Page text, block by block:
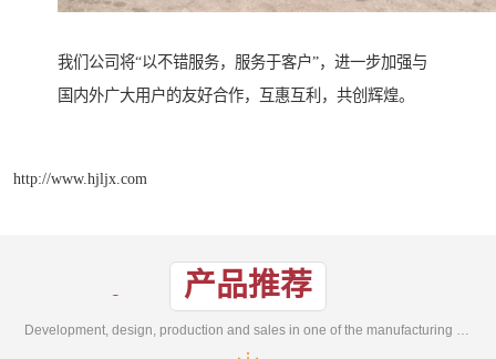
我们公司将“以不错服务，服务于客户”，进一步加强与
国内外广大用户的友好合作，互惠互利，共创辉煌。
http://www.hjljx.com
产品推荐